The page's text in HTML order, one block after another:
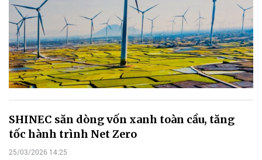
SHINEC săn dòng vốn xanh toàn cầu, tăng
tốc hành trình Net Zero
25/03/2026 14:25